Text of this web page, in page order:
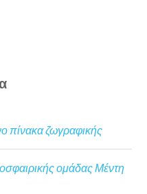
πίνακα ζωγραφικής
ομάδας Μέντη